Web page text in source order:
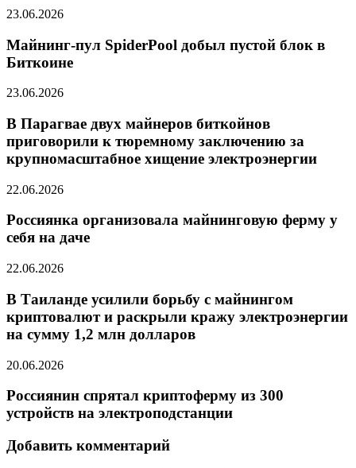
23.06.2026
Майнинг-пул SpiderPool добыл пустой блок в
Биткоине
23.06.2026
В Парагвае двух майнеров биткойнов
приговорили к тюремному заключению за
крупномасштабное хищение электроэнергии
22.06.2026
Россиянка организовала майнинговую ферму у
себя на даче
22.06.2026
В Таиланде усилили борьбу с майнингом
криптовалют и раскрыли кражу электроэнергии
на сумму 1,2 млн долларов
20.06.2026
Россиянин спрятал криптоферму из 300
устройств на электроподстанции
Добавить комментарий